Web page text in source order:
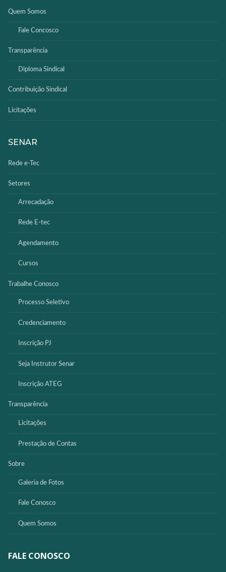
Quem Somos
Fale Concosco
Transparência
Diploma Sindical
Contribuição Sindical
Licitações
SENAR
Rede e-Tec
Setores
Arrecadação
Rede E-tec
Agendamento
Cursos
Trabalhe Conosco
Processo Seletivo
Credenciamento
Inscrição PJ
Seja Instrutor Senar
Inscrição ATEG
Transparência
Licitações
Prestação de Contas
Sobre
Galeria de Fotos
Fale Conosco
Quem Somos
FALE CONOSCO